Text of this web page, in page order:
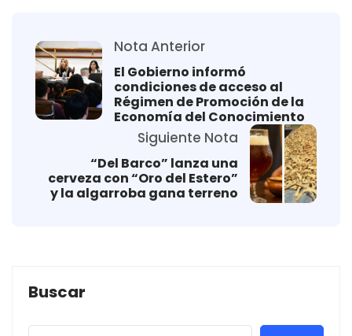
Nota Anterior
El Gobierno informó
condiciones de acceso al
Régimen de Promoción de la
Economía del Conocimiento
Siguiente Nota
“Del Barco” lanza una
cerveza con “Oro del Estero”
y la algarroba gana terreno
Buscar